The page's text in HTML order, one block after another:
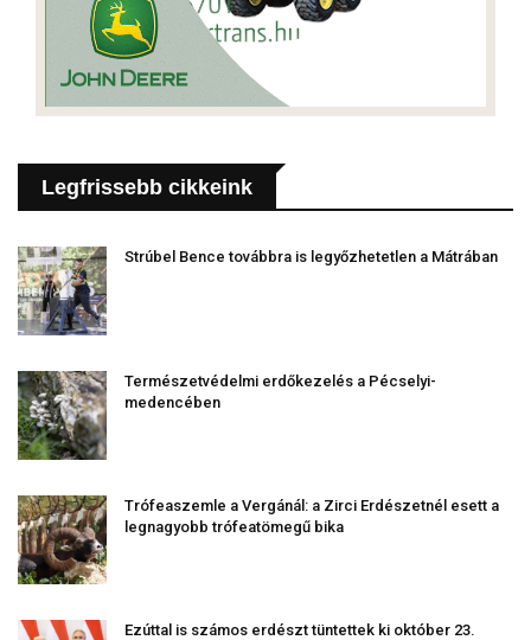
Legfrissebb cikkeink
Strúbel Bence továbbra is legyőzhetetlen a Mátrában
Természetvédelmi erdőkezelés a Pécselyi-
medencében
Trófeaszemle a Vergánál: a Zirci Erdészetnél esett a
legnagyobb trófeatömegű bika
Ezúttal is számos erdészt tüntettek ki október 23.